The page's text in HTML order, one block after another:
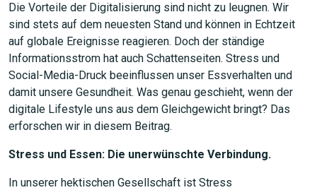
Die Vorteile der Digitalisierung sind nicht zu leugnen. Wir
sind stets auf dem neuesten Stand und können in Echtzeit
auf globale Ereignisse reagieren. Doch der ständige
Informationsstrom hat auch Schattenseiten. Stress und
Social-Media-Druck beeinflussen unser Essverhalten und
damit unsere Gesundheit. Was genau geschieht, wenn der
digitale Lifestyle uns aus dem Gleichgewicht bringt? Das
erforschen wir in diesem Beitrag.
Stress und Essen: Die unerwünschte Verbindung.
In unserer hektischen Gesellschaft ist Stress